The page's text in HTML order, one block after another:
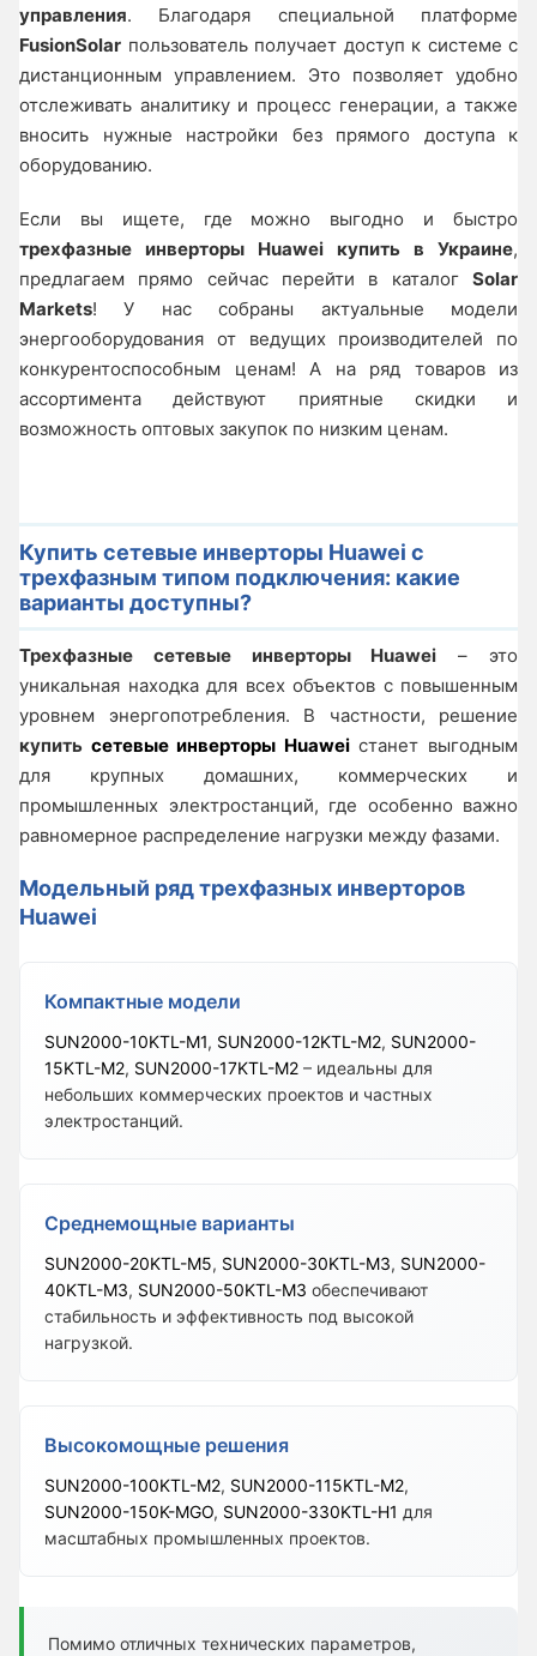
управления. Благодаря специальной платформе
FusionSolar пользователь получает доступ к системе с
дистанционным управлением. Это позволяет удобно
отслеживать аналитику и процесс генерации, а также
вносить нужные настройки без прямого доступа к
оборудованию.
Если вы ищете, где можно выгодно и быстро
трехфазные инверторы Huawei купить в Украине,
предлагаем прямо сейчас перейти в каталог Solar
Markets! У нас собраны актуальные модели
энергооборудования от ведущих производителей по
конкурентоспособным ценам! А на ряд товаров из
ассортимента действуют приятные скидки и
возможность оптовых закупок по низким ценам.
Купить сетевые инверторы Huawei с
трехфазным типом подключения: какие
варианты доступны?
Трехфазные сетевые инверторы Huawei – это
уникальная находка для всех объектов с повышенным
уровнем энергопотребления. В частности, решение
купить сетевые инверторы Huaweiстанет выгодным
для крупных домашних, коммерческих и
промышленных электростанций, где особенно важно
равномерное распределение нагрузки между фазами.
Модельный ряд трехфазных инверторов
Huawei
Компактные модели
SUN2000-10KTL-M1, SUN2000-12KTL-M2, SUN2000-
15KTL-M2, SUN2000-17KTL-M2 – идеальны для
небольших коммерческих проектов и частных
электростанций.
Среднемощные варианты
SUN2000-20KTL-M5, SUN2000-30KTL-M3, SUN2000-
40KTL-M3, SUN2000-50KTL-M3 обеспечивают
стабильность и эффективность под высокой
нагрузкой.
Высокомощные решения
SUN2000-100KTL-M2, SUN2000-115KTL-M2,
SUN2000-150K-MGO, SUN2000-330KTL-H1 для
масштабных промышленных проектов.
Помимо отличных технических параметров,